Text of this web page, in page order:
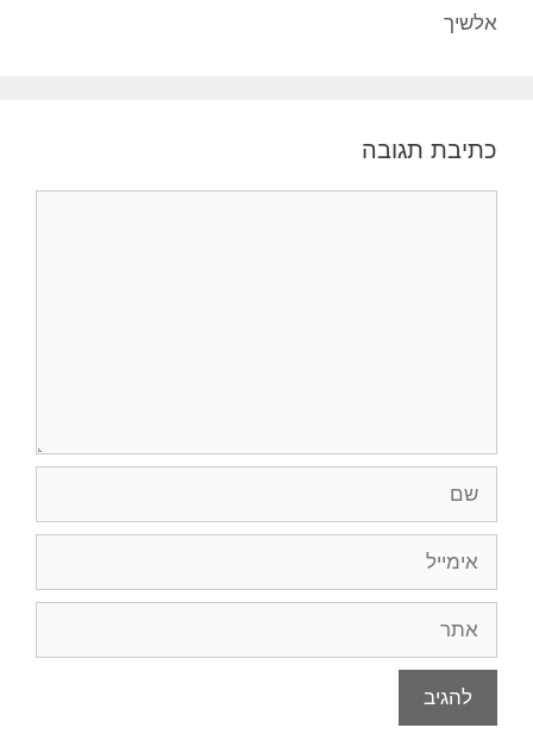
אלשיך
כתיבת תגובה